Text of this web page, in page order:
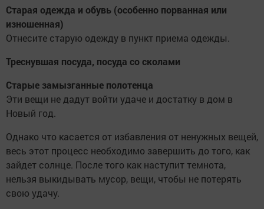
Старая одежда и обувь (особенно порванная или
изношенная)
Отнесите старую одежду в пункт приема одежды.
Треснувшая посуда, посуда со сколами
Старые замызганные полотенца
Эти вещи не дадут войти удаче и достатку в дом в
Новый год.
Однако что касается от избавления от ненужных вещей,
весь этот процесс необходимо завершить до того, как
зайдет солнце. После того как наступит темнота,
нельзя выкидывать мусор, вещи, чтобы не потерять
свою удачу.